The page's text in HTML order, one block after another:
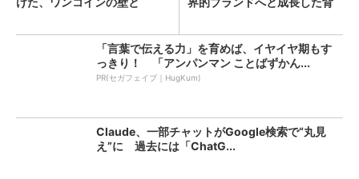
「言葉で伝える力」を育めば、イヤイヤ期もす
っきり！ 「アンパンマン ことばずかん...
PR(セガフェイブ｜HugKum)
Claude、一部チャットがGoogle検索で“丸見
え”に 過去には「ChatG...